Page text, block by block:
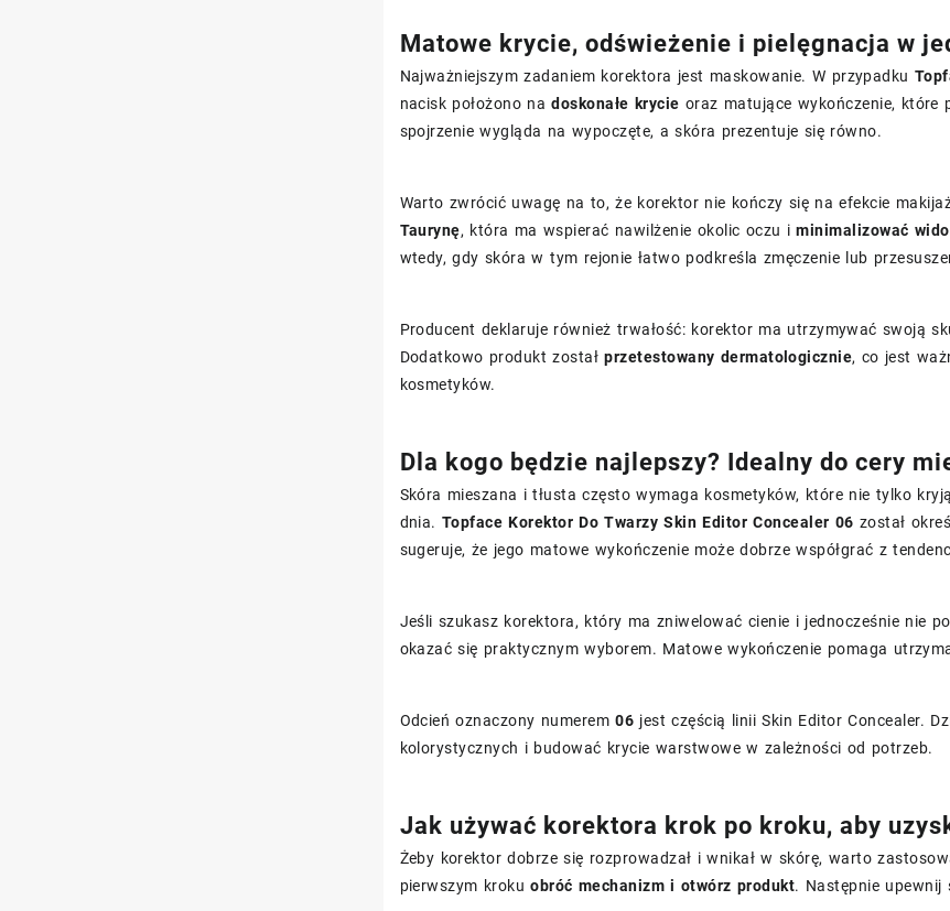
Matowe krycie, odświeżenie i pielęgnacja w
Najważniejszym zadaniem korektora jest maskowanie. W przypadku
nacisk położono nadoskonałe krycie oraz matujące wykończenie, które
spojrzenie wygląda na wypoczęte, a skóra prezentuje się równo.
Warto zwrócić uwagę na to, że korektor nie kończy się na efekcie
Taurynę, która ma wspierać nawilżenie okolic oczu iminimalizować
wtedy, gdy skóra w tym rejonie łatwo podkreśla zmęczenie lub
Producent deklaruje również trwałość: korektor ma utrzymywać swoją
Dodatkowo produkt zostałprzetestowany dermatologicznie, co jest
kosmetyków.
Dla kogo będzie najlepszy? Idealny do cery
Skóra mieszana i tłusta często wymaga kosmetyków, które nie tylko
dnia. Topface Korektor Do Twarzy Skin Editor Concealer 06 został
sugeruje, że jego matowe wykończenie może dobrze współgrać z
Jeśli szukasz korektora, który ma zniwelować cienie i jednocześnie nie
okazać się praktycznym wyborem. Matowe wykończenie pomaga
Odcień oznaczony numerem06 jest częścią linii Skin Editor Concealer.
kolorystycznych i budować krycie warstwowe w zależności od potrzeb.
Jak używać korektora krok po kroku, aby
Żeby korektor dobrze się rozprowadzał i wnikał w skórę, warto
pierwszym krokuobróć mechanizm i otwórz produkt. Następnie upewnij